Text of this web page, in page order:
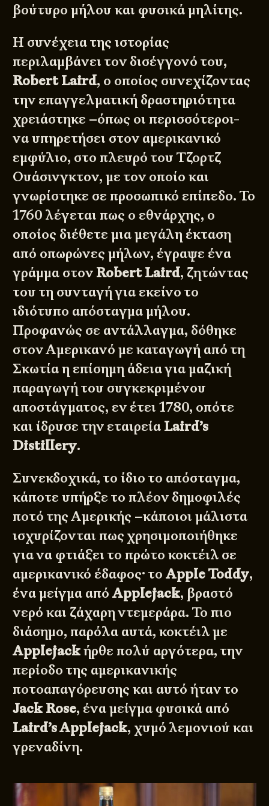
βούτυρο μήλου και φυσικά μηλίτης.
Η συνέχεια της ιστορίας
περιλαμβάνει τον δισέγγονό του,
Robert Laird, ο οποίος συνεχίζοντας
την επαγγελματική δραστηριότητα
χρειάστηκε –όπως οι περισσότεροι-
να υπηρετήσει στον αμερικανικό
εμφύλιο, στο πλευρό του Τζορτζ
Ουάσινγκτον, με τον οποίο και
γνωρίστηκε σε προσωπικό επίπεδο. Το
1760 λέγεται πως ο εθνάρχης, ο
οποίος διέθετε μια μεγάλη έκταση
από οπωρώνες μήλων, έγραψε ένα
γράμμα στον Robert Laird, ζητώντας
του τη συνταγή για εκείνο το
ιδιότυπο απόσταγμα μήλου.
Προφανώς σε αντάλλαγμα, δόθηκε
στον Αμερικανό με καταγωγή από τη
Σκωτία η επίσημη άδεια για μαζική
παραγωγή του συγκεκριμένου
αποστάγματος, εν έτει 1780, οπότε
και ίδρυσε την εταιρεία Laird’s
Distillery.
Συνεκδοχικά, το ίδιο το απόσταγμα,
κάποτε υπήρξε το πλέον δημοφιλές
ποτό της Αμερικής –κάποιοι μάλιστα
ισχυρίζονται πως χρησιμοποιήθηκε
για να φτιάξει το πρώτο κοκτέιλ σε
αμερικανικό έδαφος· τοApple Toddy,
ένα μείγμα απόApplejack, βραστό
νερό και ζάχαρη ντεμεράρα. Το πιο
διάσημο, παρόλα αυτά, κοκτέιλ με
Applejackήρθε πολύ αργότερα, την
περίοδο της αμερικανικής
ποτοαπαγόρευσης και αυτό ήταν το
Jack Rose, ένα μείγμα φυσικά από
Laird’s Applejack, χυμό λεμονιού και
γρεναδίνη.